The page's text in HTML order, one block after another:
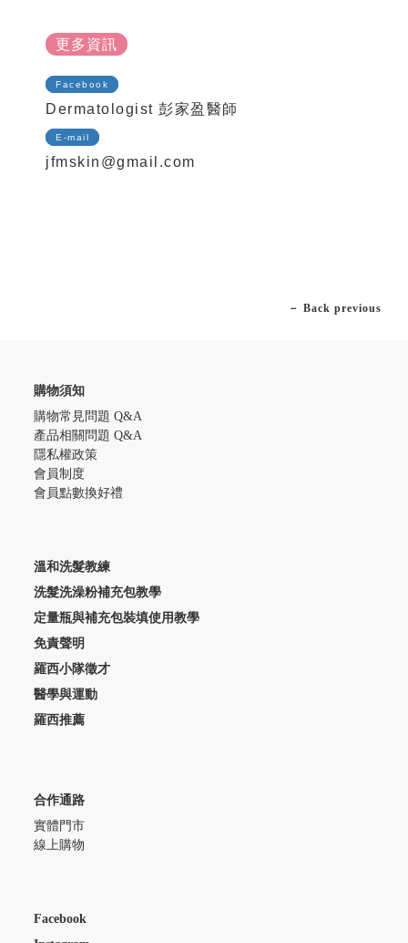
更多資訊
Facebook
Dermatologist 彭家盈醫師
E-mail
jfmskin@gmail.com
－ Back previous
購物須知
購物常見問題 Q&A
產品相關問題 Q&A
隱私權政策
會員制度
會員點數換好禮
溫和洗髮教練
洗髮洗澡粉補充包教學
定量瓶與補充包裝填使用教學
免責聲明
羅西小隊徵才
醫學與運動
羅西推薦
合作通路
實體門市
線上購物
Facebook